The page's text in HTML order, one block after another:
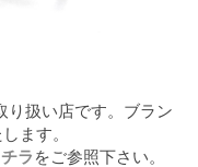
扱い店です。ブラン
ます。
ラ をご参照下さい。